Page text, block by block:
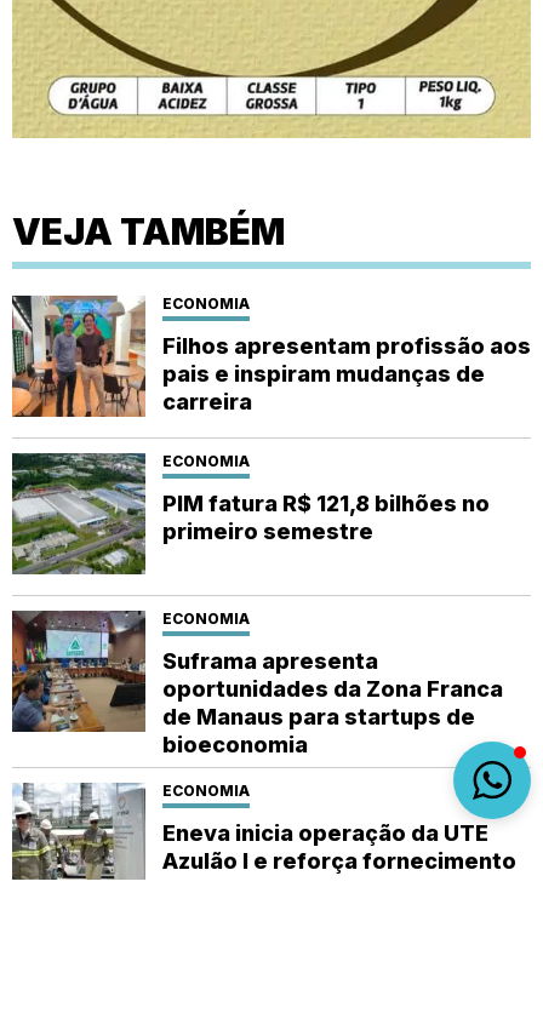
VEJA TAMBÉM
ECONOMIA
Filhos apresentam profissão aos
pais e inspiram mudanças de
carreira
ECONOMIA
PIM fatura R$ 121,8 bilhões no
primeiro semestre
ECONOMIA
Suframa apresenta
oportunidades da Zona Franca
de Manaus para startups de
bioeconomia
ECONOMIA
Eneva inicia operação da UTE
Azulão I e reforça fornecimento